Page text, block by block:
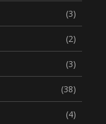
(3)
(2)
(3)
(38)
(4)